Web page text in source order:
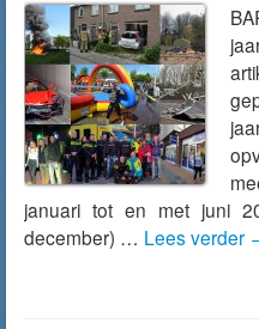
januari tot en met juni
december) … Lees verder